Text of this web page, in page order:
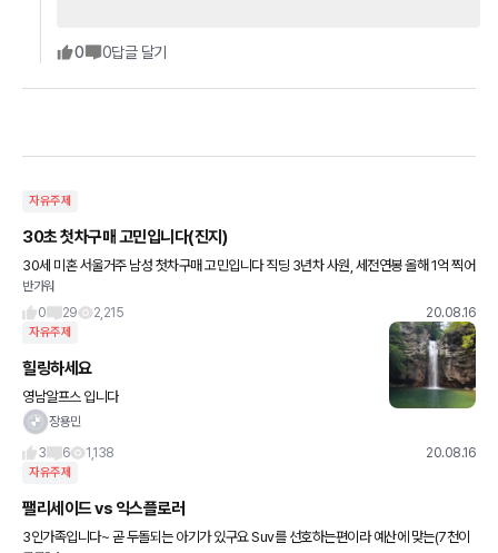
0 0답글 달기
자유주제
30초 첫차구매 고민입니다(진지)
30세 미혼 서울거주 남성 첫차구매 고민입니다 직딩 3년차 사원, 세전연봉 올해 1억 찍어
요 내년 대리달면 연봉은 1억이상 유지할거 같아요 현재까지 집에 좀 드리고 학자금 상환
완료해서 모은돈은
반가워
0
29 2,215 20.08.16
자유주제
힐링하세요
영남알프스 입니다
장용민
3
6 1,138 20.08.16
자유주제
팰리세이드 vs 익스플로러
3인가족입니다~ 곧 두돌되는 아기가 있구요 Suv를 선호하는편이라 예산에 맞는(7천이